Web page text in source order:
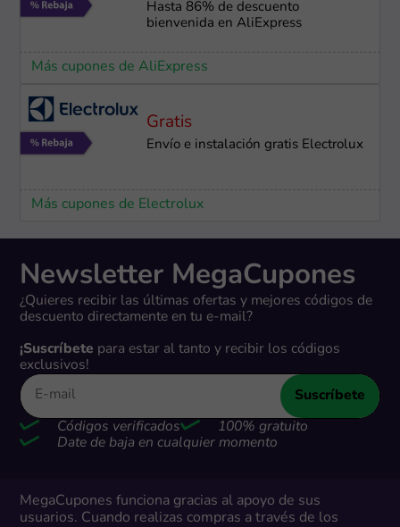
Hasta 86% de descuento
bienvenida en AliExpress
Más cupones de AliExpress
Gratis
Envío e instalación gratis Electrolux
Más cupones de Electrolux
Newsletter MegaCupones
¿Quieres recibir las últimas ofertas y mejores códigos de
descuento directamente en tu e-mail?
¡Suscríbete para estar al tanto y recibir los códigos
exclusivos!
Suscríbete
Códigos verificados
100% gratuito
Date de baja en cualquier momento
MegaCupones funciona gracias al apoyo de sus
usuarios. Cuando realizas compras a través de los